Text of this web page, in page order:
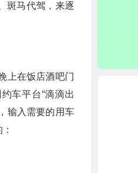
斑马代驾，来逐
上在饭店酒吧门
车平台“滴滴出
输入需要的用车